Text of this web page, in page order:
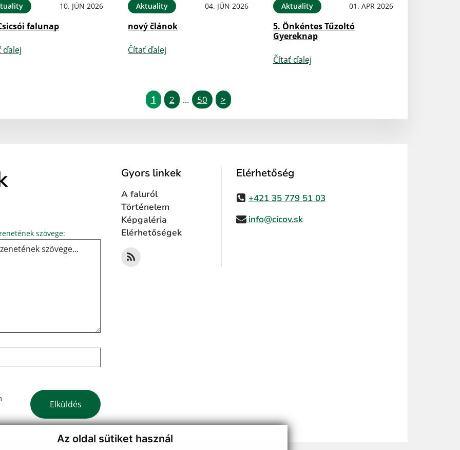
Az oldal sütiket használ
10. JÚN 2026
falunap
ďalej
Aktuality 04. JÚN 2026
nový článok
Čítať ďalej
Aktuality 01. APR 2026
5. Önkéntes Tűzoltó
Gyereknap
Čítať ďalej
1 2 ... 50 >
szövege: Üzenetének szövege...
Google reCaptcha Response
Elküldés
Gyors linkek
A faluról
Történelem
Képgaléria
Elérhetőségek
Elérhetőség
+421 35 779 51 03
info@cicov.sk